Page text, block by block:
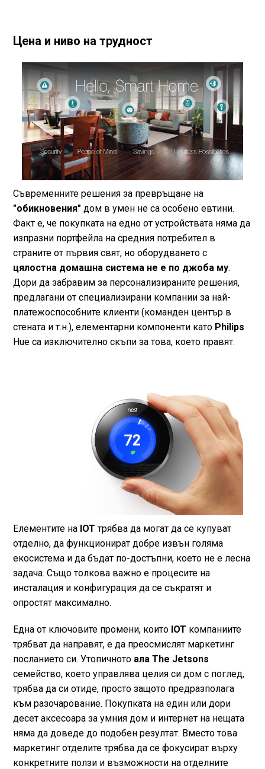
Цена и ниво на трудност
Съвременните решения за превръщане на
"обикновения" дом в умен не са особено евтини.
Факт е, че покупката на едно от устройствата няма да
изпразни портфейла на средния потребител в
страните от първия свят, но оборудването с
цялостна домашна система не е по джоба му.
Дори да забравим за персонализираните решения,
предлагани от специализирани компании за най-
платежоспособните клиенти (команден център в
стената и т.н.), елементарни компоненти като Philips
Hue са изключително скъпи за това, което правят.
Елементите на IOT трябва да могат да се купуват
отделно, да функционират добре извън голяма
екосистема и да бъдат по-достъпни, което не е лесна
задача. Също толкова важно е процесите на
инсталация и конфигурация да се съкратят и
опростят максимално.
Една от ключовите промени, които IOT компаниите
трябват да направят, е да преосмислят маркетинг
посланието си. Утопичното ала The Jetsons
семейство, което управлява целия си дом с поглед,
трябва да си отиде, просто защото предразполага
към разочарование. Покупката на един или дори
десет аксесоара за умния дом и интернет на нещата
няма да доведе до подобен резултат. Вместо това
маркетинг отделите трябва да се фокусират върху
конкретните ползи и възможности на отделните